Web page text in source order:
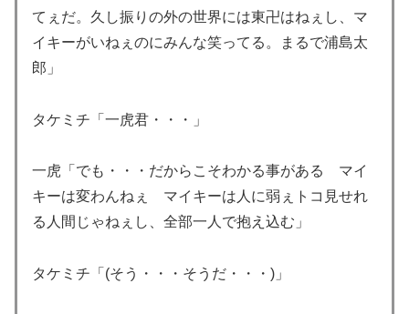
てぇだ。久し振りの外の世界には東卍はねぇし、マ
イキーがいねぇのにみんな笑ってる。まるで浦島太
郎」
タケミチ「一虎君・・・」
一虎「でも・・・だからこそわかる事がある マイ
キーは変わんねぇ マイキーは人に弱ぇトコ見せれ
る人間じゃねぇし、全部一人で抱え込む」
タケミチ「(そう・・・そうだ・・・)」